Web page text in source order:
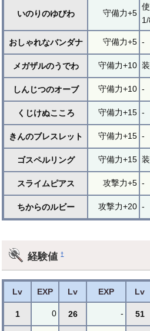
いのりのゆびわ 守備力+5
おしゃれなバンダナ 守備力+5 -
メガザルのうでわ 守備力+10
しんじつのオーブ 守備力+10 -
くじけぬこころ 守備力+15 -
きんのブレスレット 守備力+15 -
ゴスペルリング 守備力+15
スライムピアス 攻撃力+5 -
ちからのルビー 攻撃力+20 -
経験値†
Lv EXP Lv EXP Lv
1 0 26 - 51